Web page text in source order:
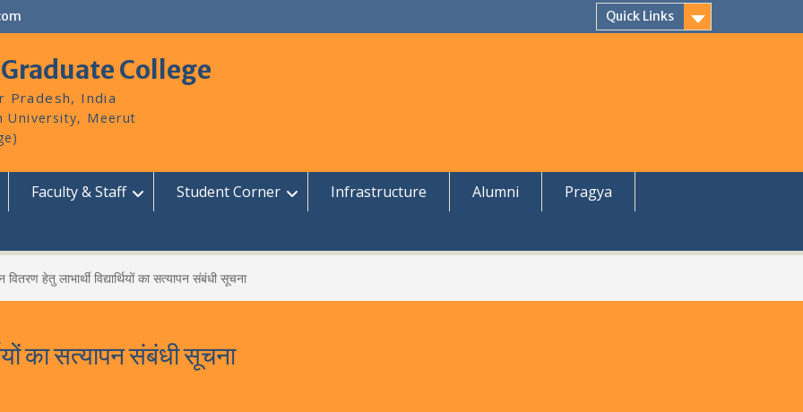
Quick Links
College
Pradesh, India
Faculty & Staff Student Corner Infrastructure Alumni
Pragya
वितरण हेतु लाभार्थी विद्यार्थियों का सत्यापन संबंधी सूचना
का सत्यापन संबंधी सूचना